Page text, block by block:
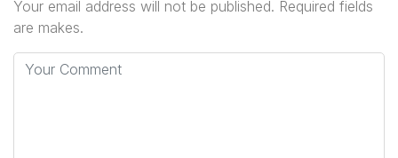
Your email address will not be published. Required fields
are makes.